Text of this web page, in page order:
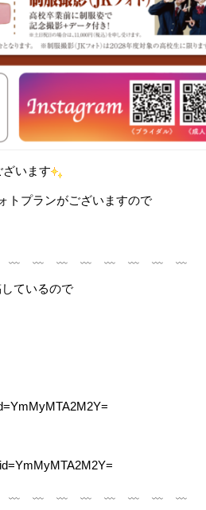
います
トプランがございますので
﹏ ﹏ ﹏ ﹏ ﹏ ﹏ ﹏
ているので
﹏ ﹏ ﹏ ﹏ ﹏ ﹏ ﹏